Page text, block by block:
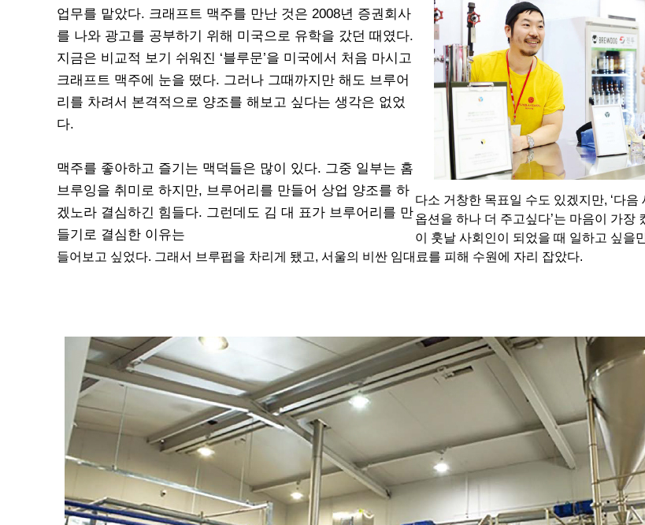
업무를 맡았다. 크래프트 맥주를 만난 것은 2008년 증권회사
를 나와 광고를 공부하기 위해 미국으로 유학을 갔던 때였다.
지금은 비교적 보기 쉬워진 ‘블루문’을 미국에서 처음 마시고
크래프트 맥주에 눈을 떴다. 그러나 그때까지만 해도 브루어
리를 차려서 본격적으로 양조를 해보고 싶다는 생각은 없었
다.
맥주를 좋아하고 즐기는 맥덕들은 많이 있다. 그중 일부는 홈
브루잉을 취미로 하지만, 브루어리를 만들어 상업 양조를 하
겠노라 결심하긴 힘들다. 그런데도 김 대 표가 브루어리를 만
들기로 결심한 이유는
다소 거창한 목표일 수도 있겠지만, ‘다음
옵션을 하나 더 주고싶다’는 마음이 가장
이 훗날 사회인이 되었을 때 일하고 싶을
들어보고 싶었다. 그래서 브루펍을 차리게 됐고, 서울의 비싼 임대료를 피해 수원에 자리 잡았다.